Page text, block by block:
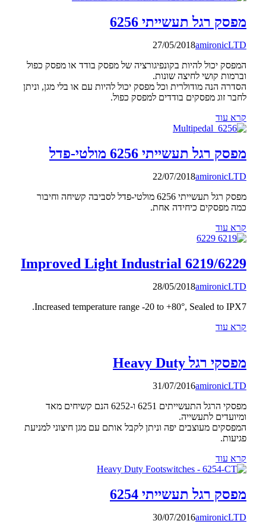
מפסק רגל תעשייתי 6256
27/05/2018amironicLTD
המפסק יכול להיות בקונפיגורציה של מפסק בודד או מפסק כפול
וברמות קושי לחיצה שונות.
הסדרה הנה מודולרית וכל מפסק יכול להיות עם או בלי מגן, וניתן
לחבר זוג מפסקים בודדים למפסק כפול.
קרא עוד
מפסק רגל תעשייתי 6256 מולטי-פדל
22/07/2018amironicLTD
מפסק רגל תעשייתי 6256 מולטי-פדל לסביבה קשיחה וחיבור
כמה מפסקים כיחידה אחת.
קרא עוד
6219/6229 Improved Light Industrial
28/05/2018amironicLTD
Increased temperature range -20 to +80°, Sealed to IPX7.
קרא עוד
מפסקי רגל Heavy Duty
31/07/2016amironicLTD
מפסקי הרגל התעשייתים 6251 ו-6252 הנם קשיחים מאד
ומיועדים לתעשייה.
המפסקים מעוצבים יפה וניתן לקבל אותם עם מגן חיצוני למניעת
פגיעות.
קרא עוד
מפסק רגל תעשייתי 6254
30/07/2016amironicLTD